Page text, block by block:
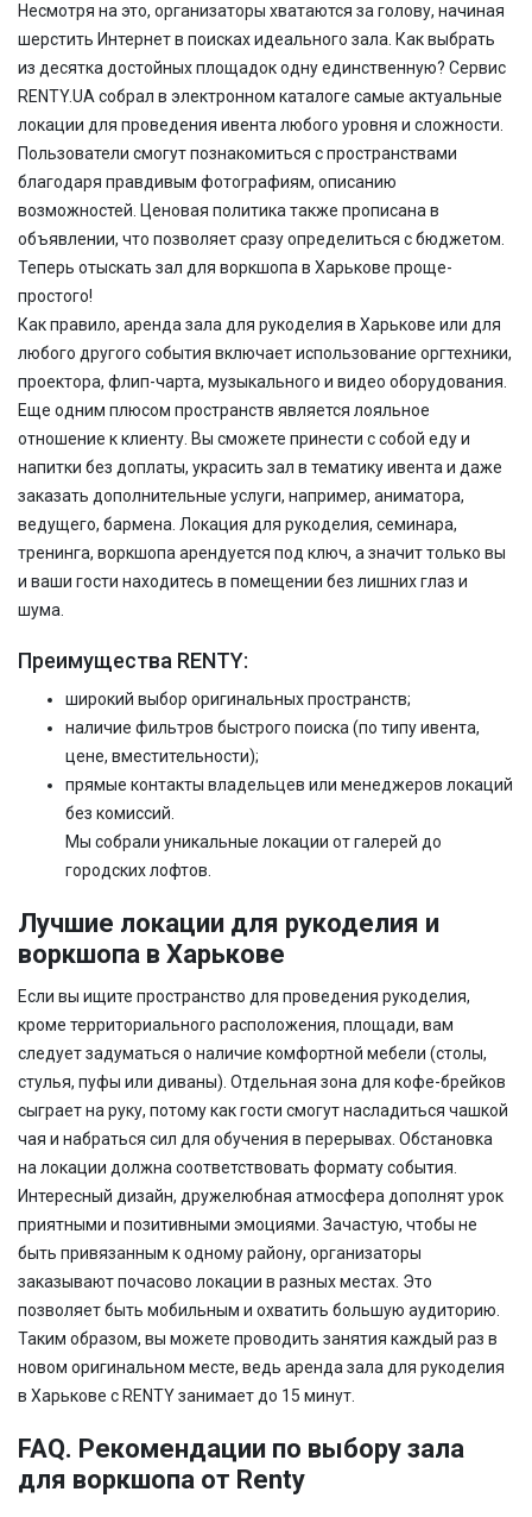
Несмотря на это, организаторы хватаются за голову, начиная
шерстить Интернет в поисках идеального зала. Как выбрать
из десятка достойных площадок одну единственную? Сервис
RENTY.UA собрал в электронном каталоге самые актуальные
локации для проведения ивента любого уровня и сложности.
Пользователи смогут познакомиться с пространствами
благодаря правдивым фотографиям, описанию
возможностей. Ценовая политика также прописана в
объявлении, что позволяет сразу определиться с бюджетом.
Теперь отыскать зал для воркшопа в Харькове проще-
простого!
Как правило, аренда зала для рукоделия в Харькове или для
любого другого события включает использование оргтехники,
проектора, флип-чарта, музыкального и видео оборудования.
Еще одним плюсом пространств является лояльное
отношение к клиенту. Вы сможете принести с собой еду и
напитки без доплаты, украсить зал в тематику ивента и даже
заказать дополнительные услуги, например, аниматора,
ведущего, бармена. Локация для рукоделия, семинара,
тренинга, воркшопа арендуется под ключ, а значит только вы
и ваши гости находитесь в помещении без лишних глаз и
шума.
Преимущества RENTY:
широкий выбор оригинальных пространств;
наличие фильтров быстрого поиска (по типу ивента,
цене, вместительности);
прямые контакты владельцев или менеджеров локаций
без комиссий.
Мы собрали уникальные локации от галерей до
городских лофтов.
Лучшие локации для рукоделия и
воркшопа в Харькове
Если вы ищите пространство для проведения рукоделия,
кроме территориального расположения, площади, вам
следует задуматься о наличие комфортной мебели (столы,
стулья, пуфы или диваны). Отдельная зона для кофе-брейков
сыграет на руку, потому как гости смогут насладиться чашкой
чая и набраться сил для обучения в перерывах. Обстановка
на локации должна соответствовать формату события.
Интересный дизайн, дружелюбная атмосфера дополнят урок
приятными и позитивными эмоциями. Зачастую, чтобы не
быть привязанным к одному району, организаторы
заказывают почасово локации в разных местах. Это
позволяет быть мобильным и охватить большую аудиторию.
Таким образом, вы можете проводить занятия каждый раз в
новом оригинальном месте, ведь аренда зала для рукоделия
в Харькове с RENTY занимает до 15 минут.
FAQ. Рекомендации по выбору зала
для воркшопа от Renty